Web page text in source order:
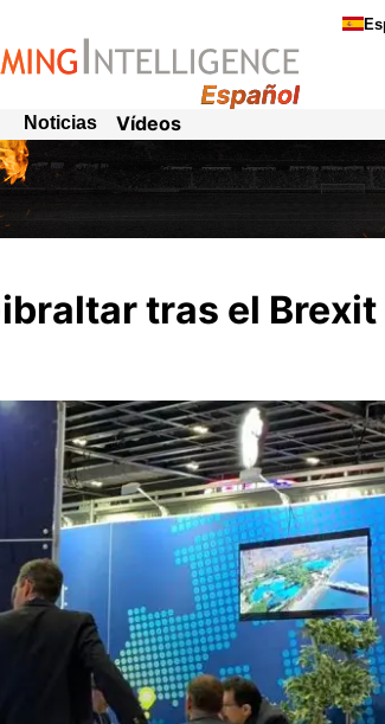
Noticias Vídeos
tras el Brexit